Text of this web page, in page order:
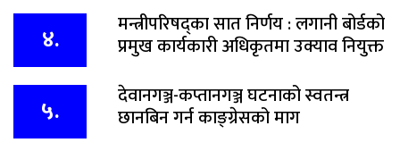
४. मन्त्रीपरिषद्का सात निर्णय : लगानी बोर्डको
प्रमुख कार्यकारी अधिकृतमा उक्याव नियुक्त
५. देवानगञ्ज-कप्तानगञ्ज घटनाको स्वतन्त्र
छानबिन गर्न काङ्ग्रेसको माग